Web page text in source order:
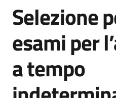
Servizi
Vivere
Fontanelice
Salta al contenuto
Selezione
esami per
a tempo